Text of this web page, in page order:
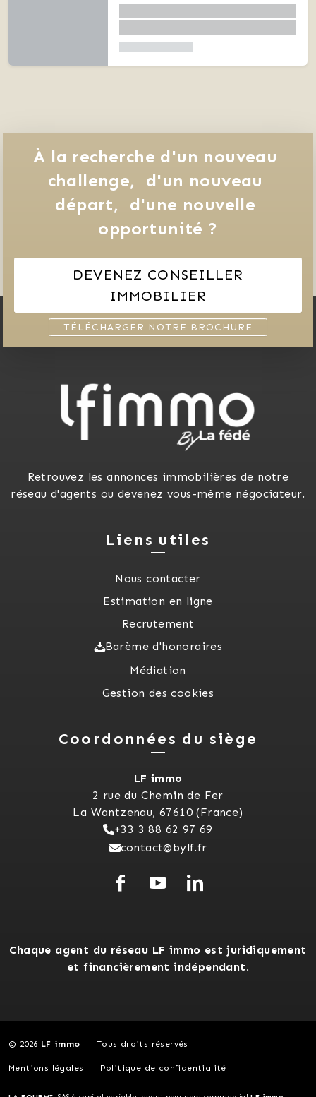
À la recherche d'un nouveau
challenge,
d'un nouveau
départ,
d'une nouvelle
opportunité ?
DEVENEZ CONSEILLER
IMMOBILIER
TÉLÉCHARGER NOTRE BROCHURE
Retrouvez les annonces immobilières de notre
réseau d'agents ou devenez vous-même négociateur.
Liens utiles
Nous contacter
Estimation en ligne
Recrutement
Barème d'honoraires
Médiation
Gestion des cookies
Coordonnées du siège
LF immo
2 rue du Chemin de Fer
La Wantzenau, 67610 (France)
+33 3 88 62 97 69
contact@bylf.fr
Chaque agent du réseau LF immo est juridiquement
et financièrement indépendant.
© 2026 LF immo Tous droits réservés
Mentions légales Politique de confidentialité